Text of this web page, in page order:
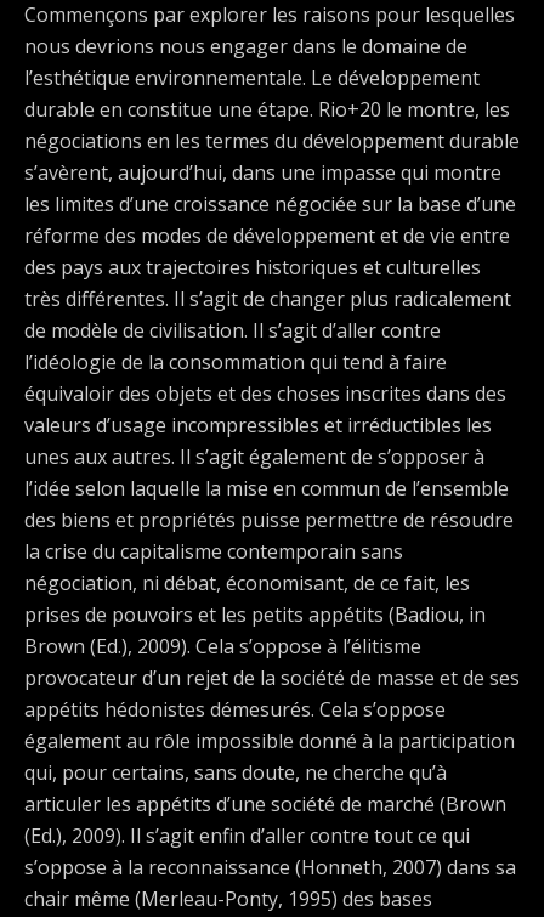
Commençons par explorer les raisons pour lesquelles
nous devrions nous engager dans le domaine de
l’esthétique environnementale. Le développement
durable en constitue une étape. Rio+20 le montre, les
négociations en les termes du développement durable
s’avèrent, aujourd’hui, dans une impasse qui montre
les limites d’une croissance négociée sur la base d’une
réforme des modes de développement et de vie entre
des pays aux trajectoires historiques et culturelles
très différentes. Il s’agit de changer plus radicalement
de modèle de civilisation. Il s’agit d’aller contre
l’idéologie de la consommation qui tend à faire
équivaloir des objets et des choses inscrites dans des
valeurs d’usage incompressibles et irréductibles les
unes aux autres. Il s’agit également de s’opposer à
l’idée selon laquelle la mise en commun de l’ensemble
des biens et propriétés puisse permettre de résoudre
la crise du capitalisme contemporain sans
négociation, ni débat, économisant, de ce fait, les
prises de pouvoirs et les petits appétits (Badiou, in
Brown (Ed.), 2009). Cela s’oppose à l’élitisme
provocateur d’un rejet de la société de masse et de ses
appétits hédonistes démesurés. Cela s’oppose
également au rôle impossible donné à la participation
qui, pour certains, sans doute, ne cherche qu’à
articuler les appétits d’une société de marché (Brown
(Ed.), 2009). Il s’agit enfin d’aller contre tout ce qui
s’oppose à la reconnaissance (Honneth, 2007) dans sa
chair même (Merleau-Ponty, 1995) des bases